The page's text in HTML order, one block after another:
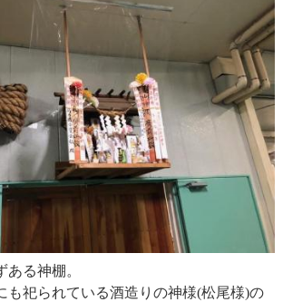
ある神棚。
も祀られている酒造りの神様(松尾様)の